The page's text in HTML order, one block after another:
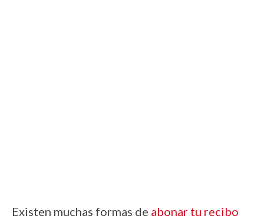
Existen muchas formas de abonar tu recibo